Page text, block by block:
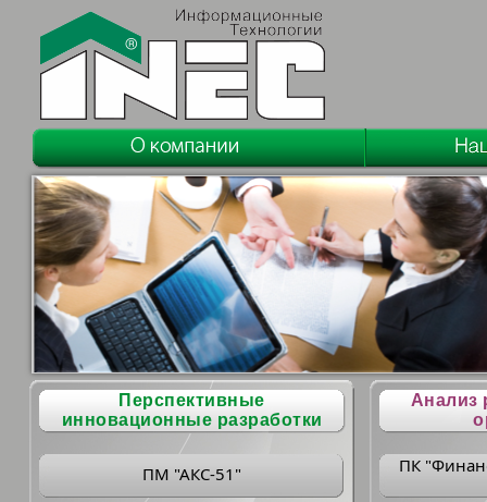
Перспективные
инновационные разработки
ПМ "АКС-51"
Анализ
ПК